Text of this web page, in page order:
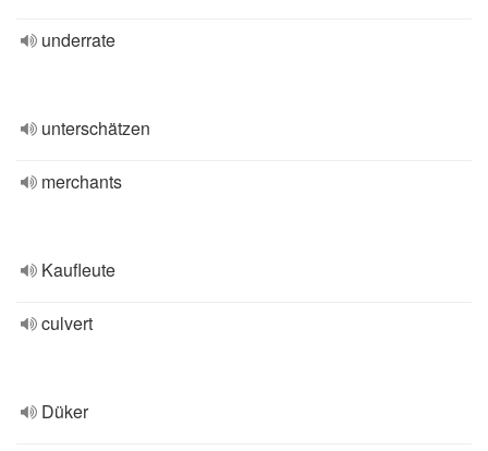
underrate
unterschätzen
merchants
Kaufleute
culvert
Düker